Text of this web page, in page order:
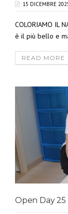
15 DICEMBRE
COLORIAMO IL
è il più bello e
READ MORE
Open Day